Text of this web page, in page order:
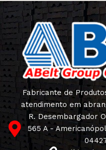
Fabricante de
atendimento em
R. Desembargador
565 A -